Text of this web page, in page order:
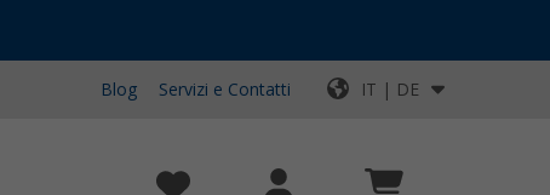
Blog Servizi e Contatti IT | DE